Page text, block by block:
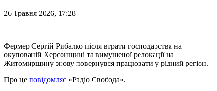
26 Травня 2026, 17:28
Фермер Сергій Рибалко після втрати господарства на
окупованій Херсонщині та вимушеної релокації на
Житомирщину знову повернувся працювати у рідний регіон.
Про це повідомляє «Радіо Свобода».